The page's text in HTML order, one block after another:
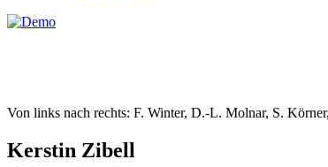
Von links nach rechts: F. Winter, D.-L. Molnar, S.
Kerstin Zibell